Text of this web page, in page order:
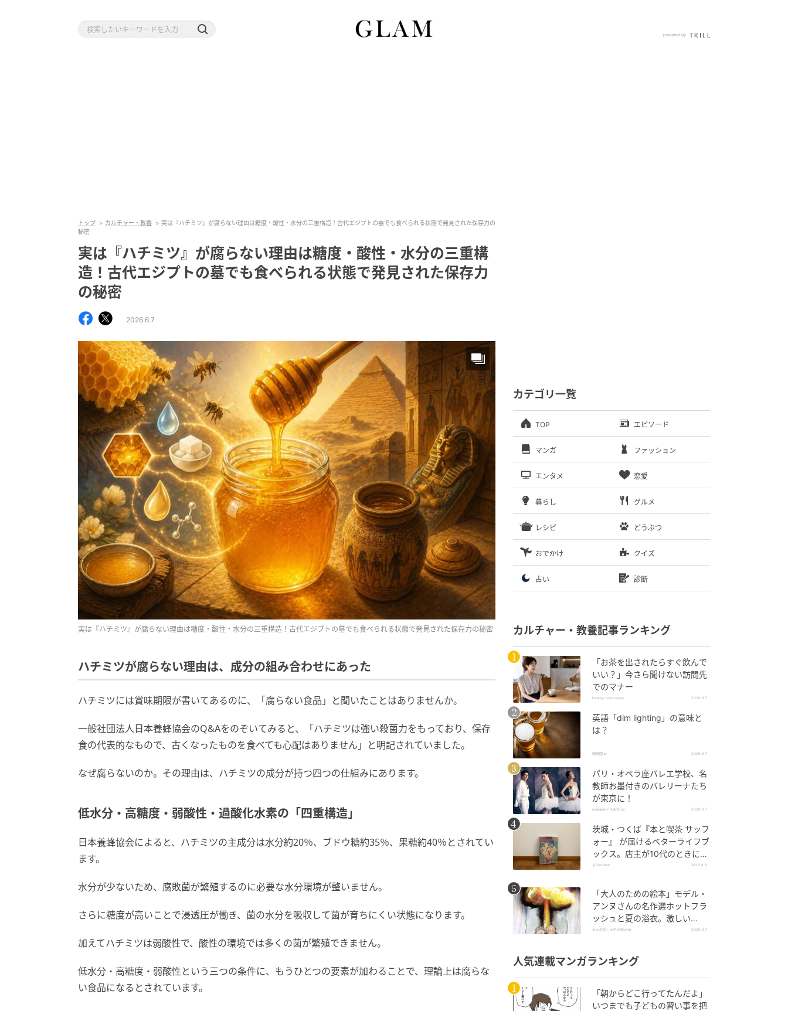
トップ カルチャー・教養
実は『ハチミツ』が腐らない理由は糖度・酸性・水分の三重構造！古代エジプトの墓でも食べられる状態で発見された保存力の
秘密
実は『ハチミツ』が腐らない理由は糖度・酸性・水分の三重構
造！古代エジプトの墓でも食べられる状態で発見された保存力
の秘密
2026.6.7
実は『ハチミツ』が腐らない理由は糖度・酸性・水分の三重構造！古代エジプトの墓でも食べられる状態で発見された保存力の秘密
ハチミツが腐らない理由は、成分の組み合わせにあった
ハチミツには賞味期限が書いてあるのに、「腐らない食品」と聞いたことはありませんか。
一般社団法人日本養蜂協会のQ&Aをのぞいてみると、「ハチミツは強い殺菌力をもっており、保存
食の代表的なもので、古くなったものを食べても心配はありません」と明記されていました。
なぜ腐らないのか。その理由は、ハチミツの成分が持つ四つの仕組みにあります。
低水分・高糖度・弱酸性・過酸化水素の「四重構造」
日本養蜂協会によると、ハチミツの主成分は水分約20％、ブドウ糖約35％、果糖約40％とされてい
ます。
水分が少ないため、腐敗菌が繁殖するのに必要な水分環境が整いません。
さらに糖度が高いことで浸透圧が働き、菌の水分を吸収して菌が育ちにくい状態になります。
加えてハチミツは弱酸性で、酸性の環境では多くの菌が繁殖できません。
低水分・高糖度・弱酸性という三つの条件に、もうひとつの要素が加わることで、理論上は腐らな
い食品になるとされています。
カテゴリ一覧
TOP エピソード
マンガ ファッション
エンタメ 恋愛
暮らし グルメ
レシピ どうぶつ
おでかけ クイズ
占い 診断
カルチャー・教養記事ランキング
「お茶を出されたらすぐ飲んで
いい？」今さら聞けない訪問先
でのマナー
beauty news tokyo 2026.8.7
英語「dim lighting」の意味と
は？
朝時間.jp 2026.8.7
パリ・オペラ座バレエ学校、名
教師お墨付きのバレリーナたち
が東京に！
madame FIGARO.jp 2026.8.7
茨城・つくば『本と喫茶 サッフ
ォー』 が届けるベターライフブ
ックス。店主が10代のときに、
私の生き方を変えた本として挙
散弾銃』。
＆Premium 2026.8.6
「大人のための絵本」モデル・
アンヌさんの名作選ホットフラ
ッシュと夏の浴衣。激しい
「熱」が教えてくれた平和の絵
っ！』～vol.47
大人のおしゃれ手帖web 2026.8.7
人気連載マンガランキング
「朝からどこ行ってたんだよ」
いつまでも子どもの習い事を把